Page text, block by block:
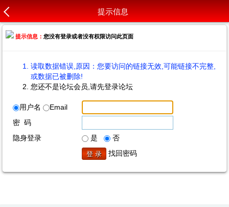
提示信息
提示信息：您没有登录或者没有权限访问此页面
读取数据错误,原因：您要访问的链接无效,可能链接不完整,
或数据已被删除!
您还不是论坛会员,请先登录论坛
用户名
Email
密 码
隐身登录
是
否
找回密码